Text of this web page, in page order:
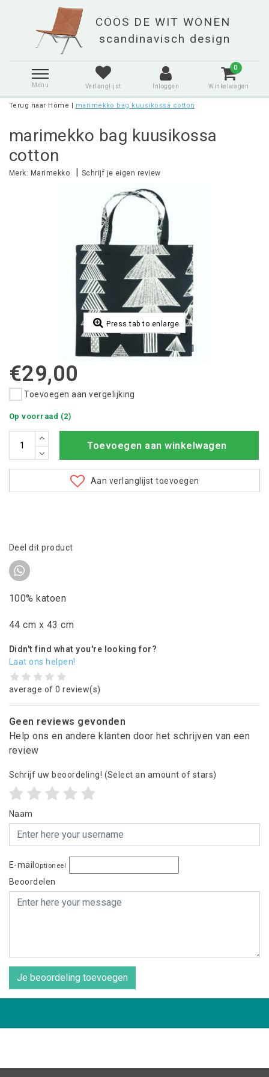
Menu Verlanglijst Inloggen
0
Winkelwagen
Terug naar Home | marimekko bag kuusikossa cotton
marimekko bag kuusikossa
cotton
Merk: Marimekko | Schrijf je eigen review
Press tab to enlarge
€29,00
Toevoegen aan vergelijking
Op voorraad (2)
Toevoegen aan winkelwagen
Aan verlanglijst toevoegen
Deel dit product
100% katoen
44 cm x 43 cm
Didn't find what you're looking for?
Laat ons helpen!
average of 0 review(s)
Geen reviews gevonden
Help ons en andere klanten door het schrijven van een
review
Schrijf uw beoordeling! (Select an amount of stars)
Naam
E-mail Optioneel
Beoordelen
Je beoordeling toevoegen